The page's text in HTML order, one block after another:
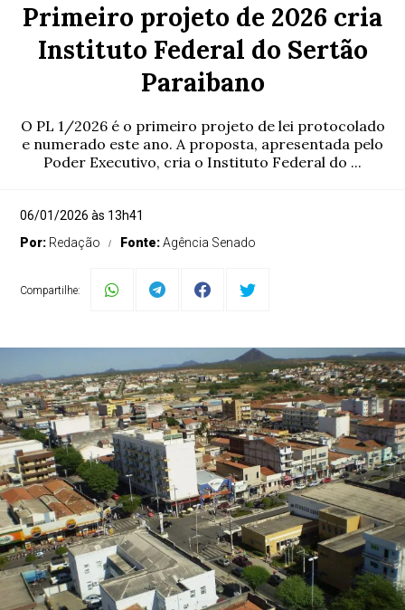
Primeiro projeto de 2026 cria
Instituto Federal do Sertão
Paraibano
O PL 1/2026 é o primeiro projeto de lei protocolado
e numerado este ano. A proposta, apresentada pelo
Poder Executivo, cria o Instituto Federal do ...
06/01/2026 às 13h41
Por: Redação Fonte:Agência Senado
Compartilhe: